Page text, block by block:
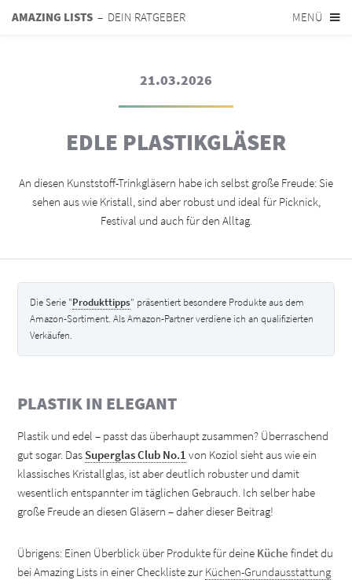
AMAZING LISTS– DEIN RATGEBER MENÜ
21.03.2026
EDLE PLASTIKGLÄSER
An diesen Kunststoff-Trinkgläsern habe ich selbst große Freude: Sie
sehen aus wie Kristall, sind aber robust und ideal für Picknick,
Festival und auch für den Alltag.
Die Serie "Produkttipps" präsentiert besondere Produkte aus dem
Amazon-Sortiment. Als Amazon-Partner verdiene ich an qualifizierten
Verkäufen.
PLASTIK IN ELEGANT
Plastik und edel – passt das überhaupt zusammen? Überraschend
gut sogar. Das Superglas Club No.1 von Koziol sieht aus wie ein
klassisches Kristallglas, ist aber deutlich robuster und damit
wesentlich entspannter im täglichen Gebrauch. Ich selber habe
große Freude an diesen Gläsern – daher dieser Beitrag!
Übrigens: Einen Überblick über Produkte für deine Küche findet du
bei Amazing Lists in einer Checkliste zur Küchen-Grundausstattung